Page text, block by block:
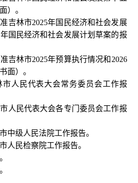
）。
准吉林市2025年国民经济和社会发展
国民经济和社会发展计划草案的报
吉林市2025年预算执行情况和2026
面）。
市人民代表大会常务委员会工作报
市人民代表大会各专门委员会工作报
中级人民法院工作报告。
人民检察院工作报告。